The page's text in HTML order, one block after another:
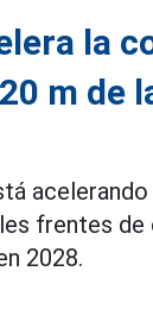
la
m de
frentes
2028.